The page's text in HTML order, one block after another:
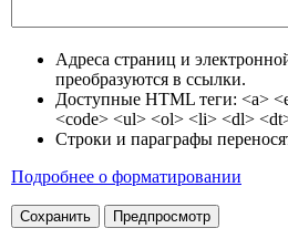
Адреса страниц и
преобразуются в ссылки.
Доступные HTML теги: <a>
<code> <ul> <ol> <li> <dl>
Строки и параграфы
Подробнее о форматировании